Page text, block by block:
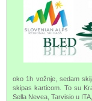
oko 1h vožnje, sedam
skipas karticom. To su
Sella Nevea, Tarvisio u